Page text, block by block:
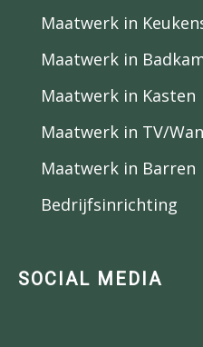
Maatwerk in
Maatwerk in
Maatwerk in Kasten
Maatwerk in TV/
Maatwerk in Barren
Bedrijfsinrichting
SOCIAL MEDIA